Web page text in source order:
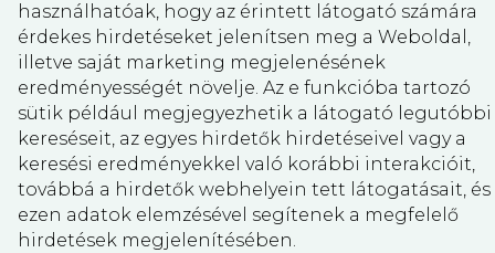
használhatóak, hogy az érintett látogató számára
érdekes hirdetéseket jelenítsen meg a Weboldal,
illetve saját marketing megjelenésének
eredményességét növelje. Az e funkcióba tartozó
sütik például megjegyezhetik a látogató legutóbbi
kereséseit, az egyes hirdetők hirdetéseivel vagy a
keresési eredményekkel való korábbi interakcióit,
továbbá a hirdetők webhelyein tett látogatásait, és
ezen adatok elemzésével segítenek a megfelelő
hirdetések megjelenítésében.